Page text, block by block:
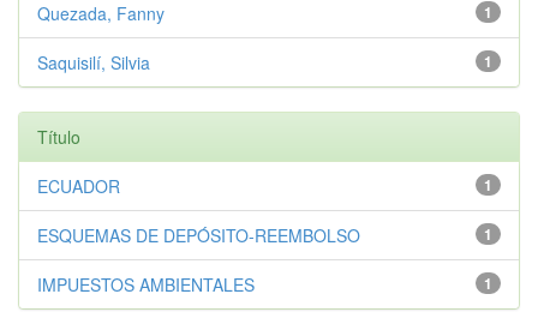
1
Quezada, Fanny
1
Saquisilí, Silvia
Título
1
ECUADOR
1
ESQUEMAS DE DEPÓSITO-REEMBOLSO
1
IMPUESTOS AMBIENTALES